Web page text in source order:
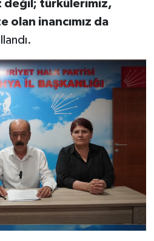
değil; türkülerimiz,
olan inancımız da